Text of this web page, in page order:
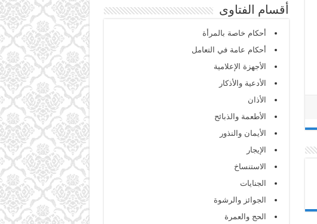
أقسام الفتاوى
أحكام خاصة بالمرأة
أحكام عامة في التعامل
الأجهزة الإعلامية
الأدعية والأذكار
الأذان
الأطعمة والذبائح
الأيمان والنذور
الإيجار
الاستنساخ
الجنايات
الجوائز والرشوة
الحج والعمرة